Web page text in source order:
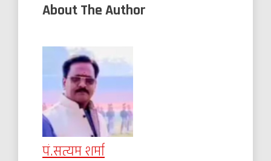
About The Author
पं.सत्यम शर्मा